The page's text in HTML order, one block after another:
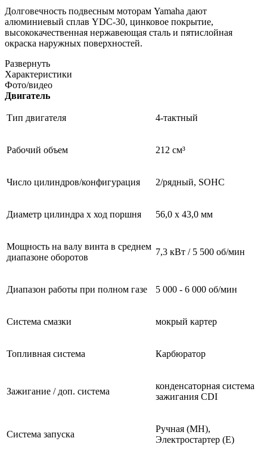
Долговечность подвесным моторам Yamaha дают
алюминиевый сплав YDC‑30, цинковое покрытие,
высококачественная нержавеющая сталь и пятислойная
окраска наружных поверхностей.
Развернуть
Характеристики
Фото/видео
Двигатель
Тип двигателя 4-тактный
Рабочий объем 212 см³
Число цилиндров/конфигурация 2/рядный, SOHC
Диаметр цилиндра x ход поршня 56,0 x 43,0 мм
Мощность на валу винта в среднем
диапазоне оборотов
7,3 кВт / 5 500 об/мин
Диапазон работы при полном газе 5 000 - 6 000 об/мин
Система смазки мокрый картер
Топливная система Карбюратор
Зажигание / доп. система
конденсаторная система
зажигания CDI
Система запуска
Ручная (MH),
Электростартер (E)